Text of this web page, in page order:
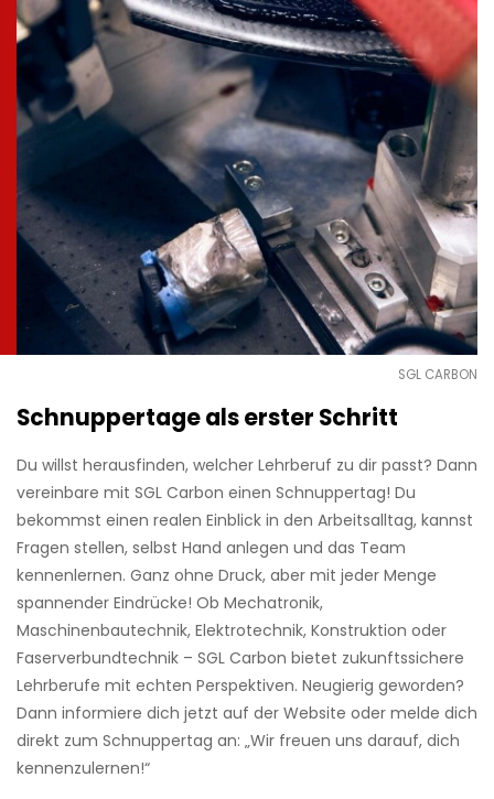
SGL CARBON
Schnuppertage als erster Schritt
Du willst herausfinden, welcher Lehrberuf zu dir passt? Dann
vereinbare mit SGL Carbon einen Schnuppertag! Du
bekommst einen realen Einblick in den Arbeitsalltag, kannst
Fragen stellen, selbst Hand anlegen und das Team
kennenlernen. Ganz ohne Druck, aber mit jeder Menge
spannender Eindrücke! Ob Mechatronik,
Maschinenbautechnik, Elektrotechnik, Konstruktion oder
Faserverbundtechnik – SGL Carbon bietet zukunftssichere
Lehrberufe mit echten Perspektiven. Neugierig geworden?
Dann informiere dich jetzt auf der Website oder melde dich
direkt zum Schnuppertag an: „Wir freuen uns darauf, dich
kennenzulernen!“